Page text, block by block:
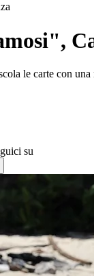
le carte con
su